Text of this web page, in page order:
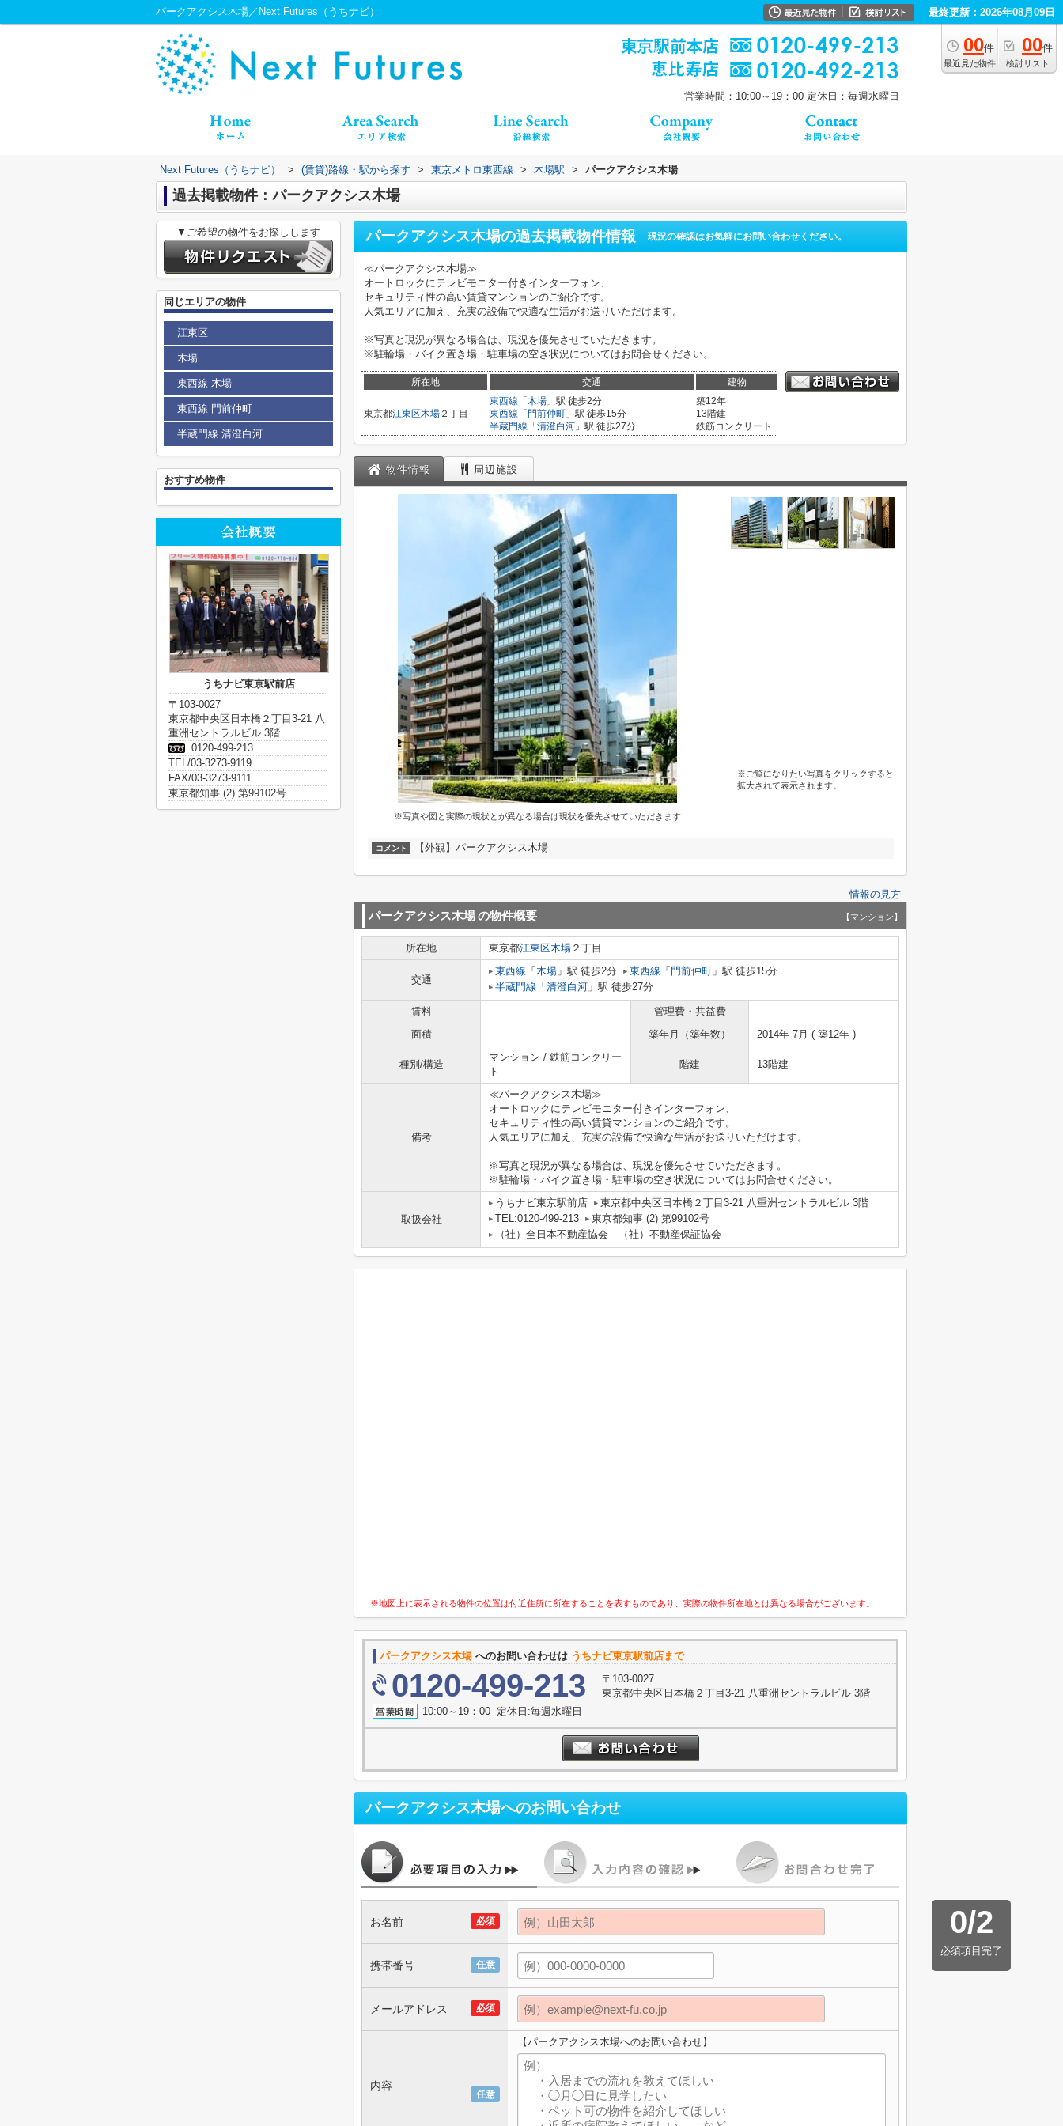
パークアクシス木場／Next Futures（うちナビ） 最終更新：2026年08月09日
00件
最近見た物件
00件
検討リスト
営業時間：10:00～19：00 定休日：毎週水曜日
Next Futures（うちナビ） > (賃貸)路線・駅から探す > 東京メトロ東西線 > 木場駅 > パークアクシス木場
過去掲載物件：パークアクシス木場
パークアクシス木場の過去掲載物件情報 現況の確認はお気軽にお問い合わせください。
≪パークアクシス木場≫
オートロックにテレビモニター付きインターフォン、
セキュリティ性の高い賃貸マンションのご紹介です。
人気エリアに加え、充実の設備で快適な生活がお送りいただけます。
※写真と現況が異なる場合は、現況を優先させていただきます。
※駐輪場・バイク置き場・駐車場の空き状況についてはお問合せください。
所在地 交通 建物
東京都江東区木場 ２丁目
東西線 「 木場 」駅 徒歩2分
東西線 「 門前仲町 」駅 徒歩15分
半蔵門線 「 清澄白河 」駅 徒歩27分
築12年
13階建
鉄筋コンクリート
物件情報 周辺施設
※写真や図と実際の現状とが異なる場合は現状を優先させていただきます
※ご覧になりたい写真をクリックすると
拡大されて表示されます。
コメント 【外観】パークアクシス木場
情報の見方
パークアクシス木場の物件概要 【マンション】
所在地 東京都江東区木場 ２丁目
交通
東西線 「 木場 」駅 徒歩2分 東西線 「 門前仲町 」駅 徒歩15分
半蔵門線 「 清澄白河 」駅 徒歩27分
賃料 - 管理費・共益費
-
面積
- 築年月（築年数） 2014年 7月 ( 築12年 )
種別/構造
マンション / 鉄筋コンクリー
ト
階建 13階建
備考
≪パークアクシス木場≫
オートロックにテレビモニター付きインターフォン、
セキュリティ性の高い賃貸マンションのご紹介です。
人気エリアに加え、充実の設備で快適な生活がお送りいただけます。
※写真と現況が異なる場合は、現況を優先させていただきます。
※駐輪場・バイク置き場・駐車場の空き状況についてはお問合せください。
取扱会社
うちナビ東京駅前店
東京都中央区日本橋２丁目3-21 八重洲セントラルビル 3階
TEL:0120-499-213
東京都知事 (2) 第99102号
（社）全日本不動産協会 （社）不動産保証協会
※地図上に表示される物件の位置は付近住所に所在することを表すものであり、実際の物件所在地とは異なる場合がございます。
パークアクシス木場へのお問い合わせは うちナビ東京駅前店まで
0120-499-213
〒103-0027
東京都中央区日本橋２丁目3-21 八重洲セントラルビル 3階
10:00～19：00 定休日:毎週水曜日
パークアクシス木場へのお問い合わせ
0/2
必須項目完了
必須
お名前
任意
携帯番号
必須
メールアドレス
任意
内容
【パークアクシス木場へのお問い合わせ】
▼ご希望の物件をお探しします
同じエリアの物件
江東区
木場
東西線 木場
東西線 門前仲町
半蔵門線 清澄白河
おすすめ物件
うちナビ東京駅前店
〒103-0027
東京都中央区日本橋２丁目3-21 八
重洲セントラルビル 3階
0120-499-213
TEL/03-3273-9119
FAX/03-3273-9111
東京都知事 (2) 第99102号